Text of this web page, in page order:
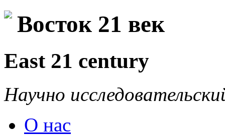
Восток 21 век
East 21 century
Научно
О нас